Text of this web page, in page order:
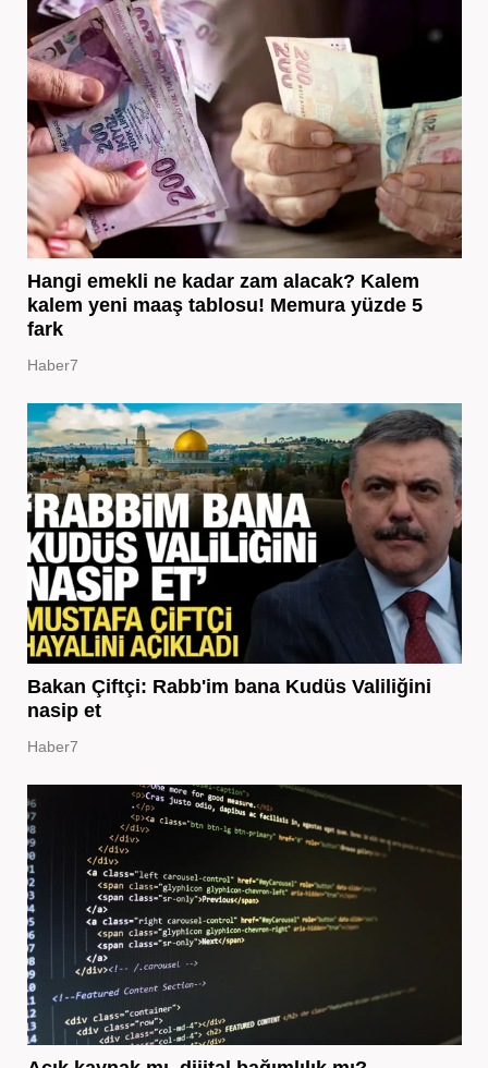
Hangi emekli ne kadar zam alacak? Kalem
kalem yeni maaş tablosu! Memura yüzde 5
fark
Haber7
Bakan Çiftçi: Rabb'im bana Kudüs Valiliğini
nasip et
Haber7